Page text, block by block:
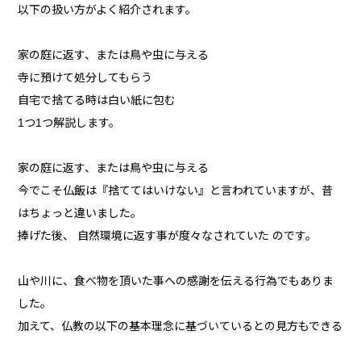
以下の扱い方がよく紹介されます。
家の庭に返す、または鳥や虫に与える
寺に預けて処分してもらう
自宅で捨てる時は白い紙に包む
1つ1つ解説します。
家の庭に返す、または鳥や虫に与える
今でこそ仏飯は『捨ててはいけない』と言われていますが、昔
はちょっと違いました。
捧げた後、 自然環境に返す事が度々なされていた のです。
山や川に、食べ物を頂いた事への感謝を伝える行為でもありま
した。
加えて、仏教の以下の基本理念に基づいているとの見方もできる